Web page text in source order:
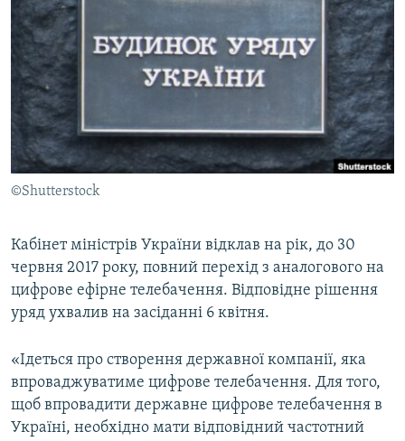
СПЕЦПРОЕКТИ
ДЕПОРТАЦІЯ
ВІДЕОУРОКИ «ELIFBE»
СВІДЧЕННЯ ОКУПАЦІЇ
УКРАЇНСЬКА ПРОБЛЕМА КРИМУ
ІНФОГРАФІКА
ЯК ОБІЙТИ БЛОКУВАННЯ
Русский
Qırımtatar
ДОЛУЧАЙСЯ!
Усі сайти RFE/RL
©Shutterstock
Кабінет міністрів України відклав на рік, до 30
червня 2017 року, повний перехід з аналогового на
цифрове ефірне телебачення. Відповідне рішення
уряд ухвалив на засіданні 6 квітня.
«Ідеться про створення державної компанії, яка
впроваджуватиме цифрове телебачення. Для того,
щоб впровадити державне цифрове телебачення в
Україні, необхідно мати відповідний частотний